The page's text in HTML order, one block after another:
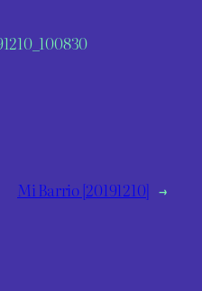
Mi Barrio [20191210] →